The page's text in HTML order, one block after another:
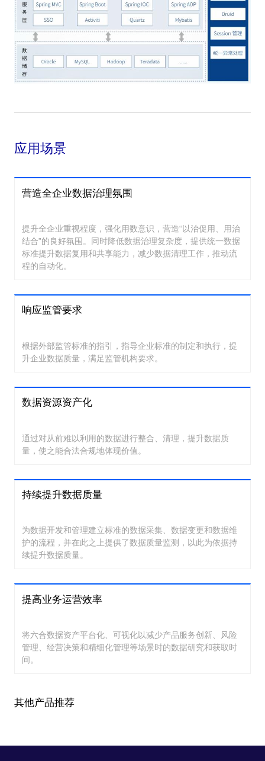
应用场景
营造全企业数据治理氛围
提升全企业重视程度，强化用数意识，营造“以治促用、用治
结合”的良好氛围。同时降低数据治理复杂度，提供统一数据
标准提升数据复用和共享能力，减少数据清理工作，推动流
程的自动化。
响应监管要求
根据外部监管标准的指引，指导企业标准的制定和执行，提
升企业数据质量，满足监管机构要求。
数据资源资产化
通过对从前难以利用的数据进行整合、清理，提升数据质
量，使之能合法合规地体现价值。
持续提升数据质量
为数据开发和管理建立标准的数据采集、数据变更和数据维
护的流程，并在此之上提供了数据质量监测，以此为依据持
续提升数据质量。
提高业务运营效率
将六合数据资产平台化、可视化以减少产品服务创新、风险
管理、经营决策和精细化管理等场景时的数据研究和获取时
间。
其他产品推荐